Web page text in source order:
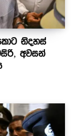
නිදහස්
අවසන්